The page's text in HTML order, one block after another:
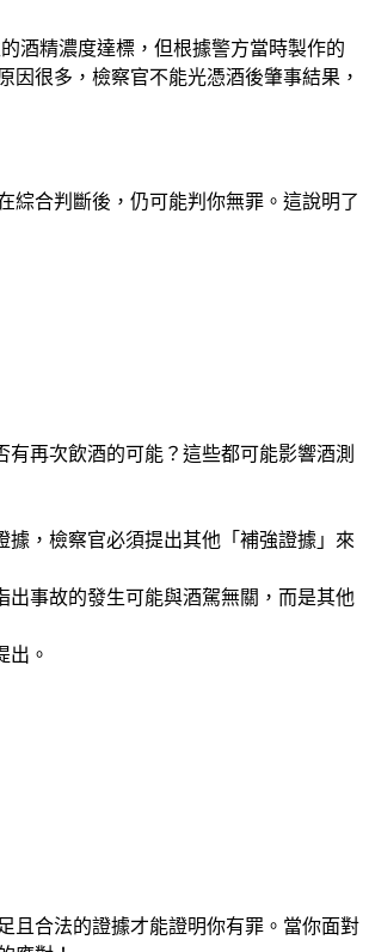
酒精濃度達標，但根據警方當時製作的
因很多，檢察官不能光憑酒後肇事結果，
綜合判斷後，仍可能判你無罪。這說明了
再次飲酒的可能？這些都可能影響酒測
，檢察官必須提出其他「補強證據」來
事故的發生可能與酒駕無關，而是其他
出。
且合法的證據才能證明你有罪。當你面對